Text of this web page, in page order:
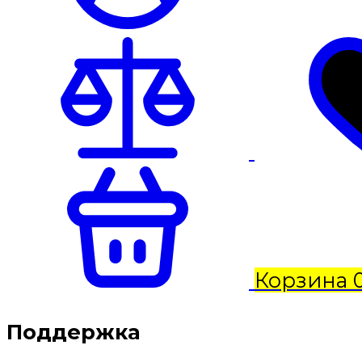
Корзина
Поддержка